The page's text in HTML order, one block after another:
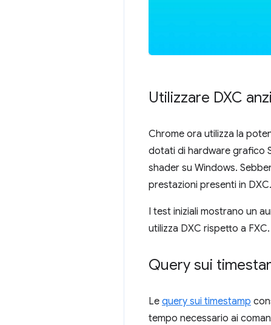
Utilizzare DXC
Chrome ora utilizza la
dotati di hardware grafico
shader su Windows.
prestazioni presenti in DXC.
I test iniziali mostrano un
utilizza DXC rispetto a FXC.
Query sui
Le query sui timestamp
tempo necessario ai